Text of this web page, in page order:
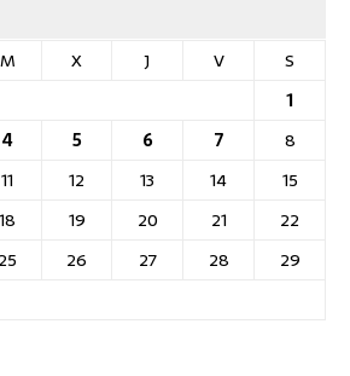
M X J V
S
1
4 5 6 7
8
11 12 13 14
15
18 19 20 21
22
25 26 27 28
29